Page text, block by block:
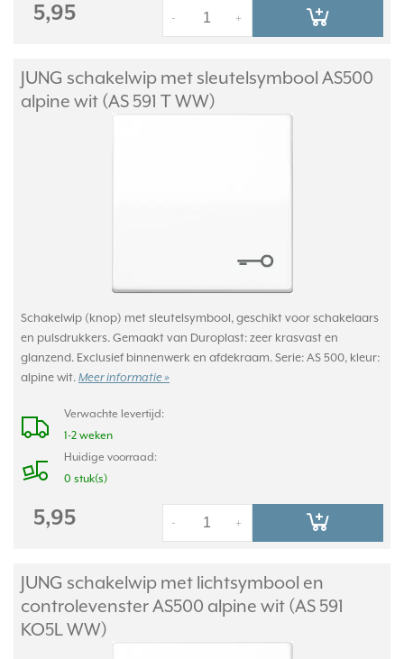
5,95 +
-
JUNG schakelwip met sleutelsymbool AS500
alpine wit (AS 591 T WW)
Schakelwip (knop) met sleutelsymbool, geschikt voor schakelaars
en pulsdrukkers. Gemaakt van Duroplast: zeer krasvast en
glanzend. Exclusief binnenwerk en afdekraam. Serie: AS 500, kleur:
alpine wit. Meer informatie »
Verwachte levertijd:
1-2 weken
Huidige voorraad:
0 stuk(s)
5,95 +
-
JUNG schakelwip met lichtsymbool en
controlevenster AS500 alpine wit (AS 591
KO5L WW)